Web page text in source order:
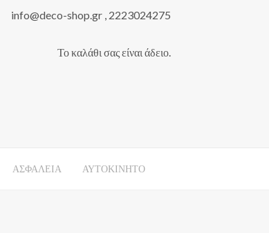
info@deco-shop.gr , 2223024275
Το καλάθι σας είναι άδειο.
ΑΣΦΑΛΕΙΑ ΑΥΤΟΚΙΝΗΤΟ